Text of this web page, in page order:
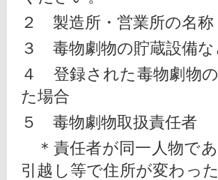
２　製造所・営業所の名称
３　毒物劇物の貯蔵設備
４　登録された毒物劇物
た場合
５　毒物劇物取扱責任者
＊責任者が同一人物で
引越し等で住所が変わっ